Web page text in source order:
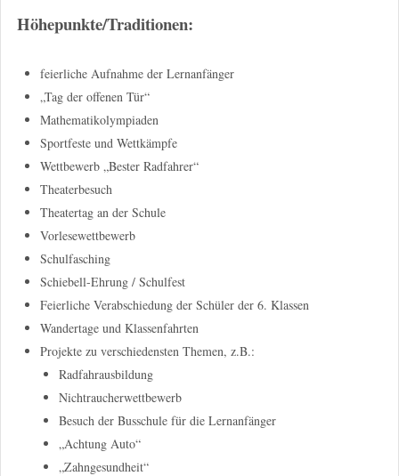
Höhepunkte/Traditionen:
feierliche Aufnahme der Lernanfänger
„Tag der offenen Tür“
Mathematikolympiaden
Sportfeste und Wettkämpfe
Wettbewerb „Bester Radfahrer“
Theaterbesuch
Theatertag an der Schule
Vorlesewettbewerb
Schulfasching
Schiebell-Ehrung / Schulfest
Feierliche Verabschiedung der Schüler der 6. Klassen
Wandertage und Klassenfahrten
Projekte zu verschiedensten Themen, z.B.:
Radfahrausbildung
Nichtraucherwettbewerb
Besuch der Busschule für die Lernanfänger
„Achtung Auto“
„Zahngesundheit“